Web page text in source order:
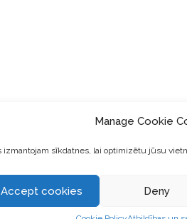
Manage Cookie
izmantojam sīkdatnes, lai optimizētu jūsu
Accept cookies Deny